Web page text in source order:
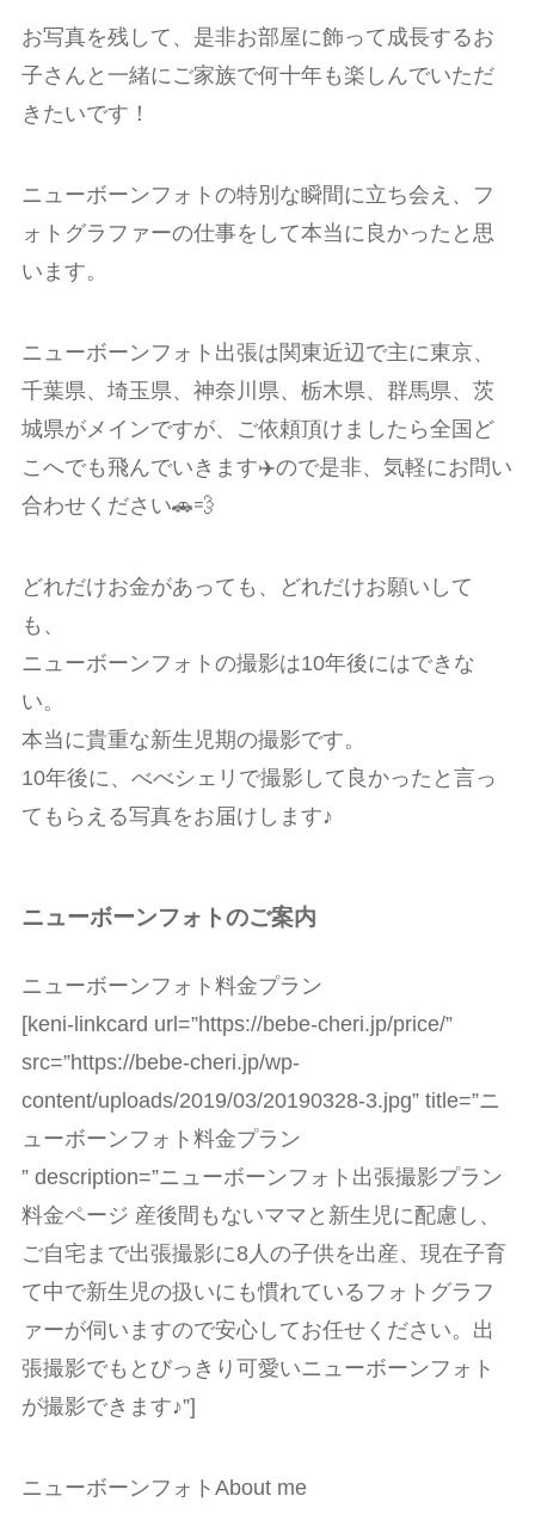
お写真を残して、是非お部屋に飾って成長するお
子さんと一緒にご家族で何十年も楽しんでいただ
きたいです！
ニューボーンフォトの特別な瞬間に立ち会え、フ
ォトグラファーの仕事をして本当に良かったと思
います。
ニューボーンフォト出張は関東近辺で主に東京、
千葉県、埼玉県、神奈川県、栃木県、群馬県、茨
城県がメインですが、
ご依頼頂けましたら全国ど
こへでも飛んでいきます✈️ので是非、気軽にお問い
合わせください🚗💨
どれだけお金があっても、どれだけお願いして
も、
ニューボーンフォトの撮影は10年後にはできな
い。
本当に貴重な新生児期の撮影です。
10年後に、べべシェリで撮影して良かったと言っ
てもらえる写真をお届けします♪
ニューボーンフォトのご案内
ニューボーンフォト料金プラン
[keni-linkcard url=”https://bebe-cheri.jp/price/”
src=”https://bebe-cheri.jp/wp-
content/uploads/2019/03/20190328-3.jpg” title=”ニ
ューボーンフォト料金プラン
” description=”ニューボーンフォト出張撮影プラン
料金ページ 産後間もないママと新生児に配慮し、
ご自宅まで出張撮影に8人の子供を出産、現在子育
て中で新生児の扱いにも慣れているフォトグラフ
ァーが伺いますので安心してお任せください。出
張撮影でもとびっきり可愛いニューボーンフォト
が撮影できます♪”]
ニューボーンフォトAbout me